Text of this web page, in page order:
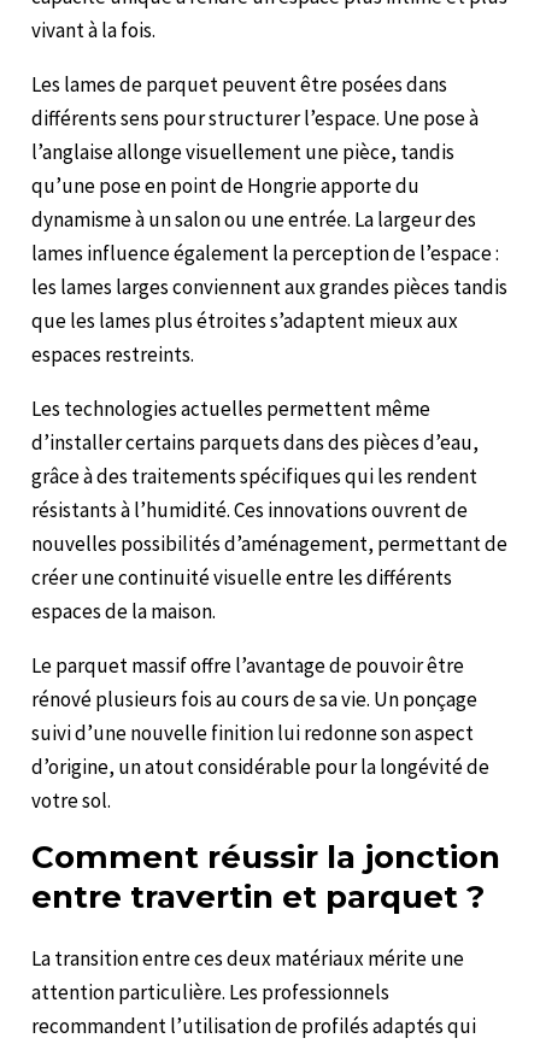
vivant à la fois.
Les lames de parquet peuvent être posées dans
différents sens pour structurer l’espace. Une pose à
l’anglaise allonge visuellement une pièce, tandis
qu’une pose en point de Hongrie apporte du
dynamisme à un salon ou une entrée. La largeur des
lames influence également la perception de l’espace :
les lames larges conviennent aux grandes pièces tandis
que les lames plus étroites s’adaptent mieux aux
espaces restreints.
Les technologies actuelles permettent même
d’installer certains parquets dans des pièces d’eau,
grâce à des traitements spécifiques qui les rendent
résistants à l’humidité. Ces innovations ouvrent de
nouvelles possibilités d’aménagement, permettant de
créer une continuité visuelle entre les différents
espaces de la maison.
Le parquet massif offre l’avantage de pouvoir être
rénové plusieurs fois au cours de sa vie. Un ponçage
suivi d’une nouvelle finition lui redonne son aspect
d’origine, un atout considérable pour la longévité de
votre sol.
Comment réussir la jonction
entre travertin et parquet ?
La transition entre ces deux matériaux mérite une
attention particulière. Les professionnels
recommandent l’utilisation de profilés adaptés qui